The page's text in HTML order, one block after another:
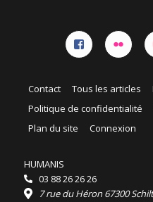
Contact Tous les articles
Politique de confidentialité
Plan du site
Connexion
HUMANIS
03 88 26 26 26
7 rue du Héron 67300